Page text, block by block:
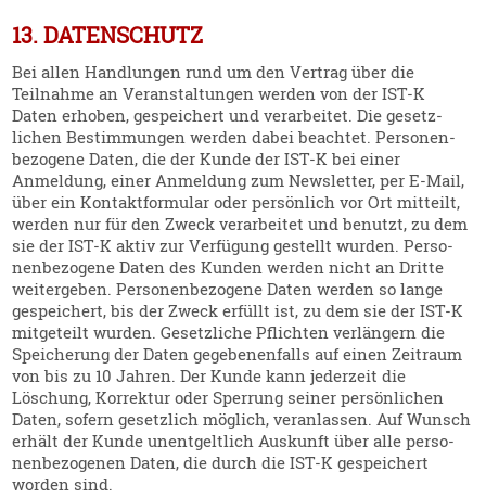
13. DATENSCHUTZ
Bei allen Handlungen rund um den Vertrag über die
Teilnahme an Veran­stal­tungen werden von der IST‑K
Daten erhoben, gespei­chert und verar­beitet. Die gesetz­
lichen Bestim­mungen werden dabei beachtet. Perso­nen­
be­zogene Daten, die der Kunde der IST‑K bei einer
Anmeldung, einer Anmeldung zum Newsletter, per E‑Mail,
über ein Kontakt­for­mular oder persönlich vor Ort mitteilt,
werden nur für den Zweck verar­beitet und benutzt, zu dem
sie der IST‑K aktiv zur Verfügung gestellt wurden. Perso­
nen­be­zogene Daten des Kunden werden nicht an Dritte
weiter­geben. Perso­nen­be­zogene Daten werden so lange
gespei­chert, bis der Zweck erfüllt ist, zu dem sie der IST‑K
mitge­teilt wurden. Gesetz­liche Pflichten verlängern die
Speicherung der Daten gegebe­nen­falls auf einen Zeitraum
von bis zu 10 Jahren. Der Kunde kann jederzeit die
Löschung, Korrektur oder Sperrung seiner persön­lichen
Daten, sofern gesetzlich möglich, veran­lassen. Auf Wunsch
erhält der Kunde unent­geltlich Auskunft über alle perso­
nen­be­zo­genen Daten, die durch die IST‑K gespei­chert
worden sind.